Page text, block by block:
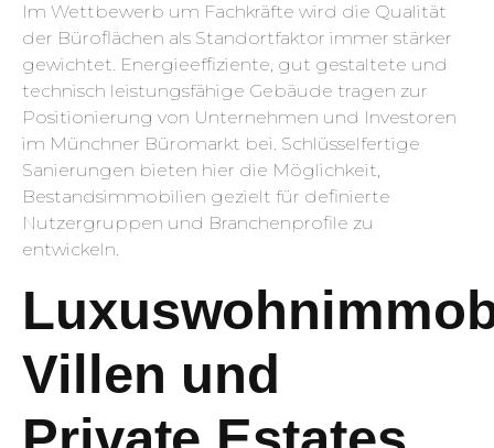
Im Wettbewerb um Fachkräfte wird die Qualität
der Büroflächen als Standortfaktor immer stärker
gewichtet. Energieeffiziente, gut gestaltete und
technisch leistungsfähige Gebäude tragen zur
Positionierung von Unternehmen und Investoren
im Münchner Büromarkt bei. Schlüsselfertige
Sanierungen bieten hier die Möglichkeit,
Bestandsimmobilien gezielt für definierte
Nutzergruppen und Branchenprofile zu
entwickeln.
Villen und